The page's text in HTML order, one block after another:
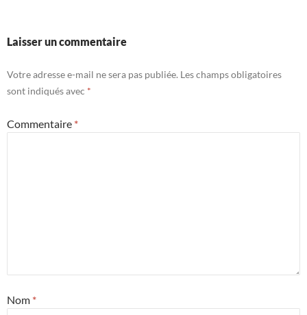
Laisser un commentaire
Votre adresse e-mail ne sera pas publiée. Les champs obligatoires
sont indiqués avec *
Commentaire *
Nom *